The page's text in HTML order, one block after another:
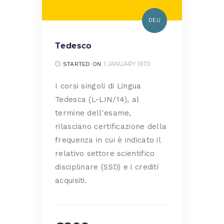
DEU
Tedesco
STARTED ON 1 JANUARY 1970
I corsi singoli di Lingua
Tedesca (L-LIN/14), al
termine dell'esame,
rilasciano certificazione della
frequenza in cui è indicato il
relativo settore scientifico
disciplinare (SSD) e i crediti
acquisiti.